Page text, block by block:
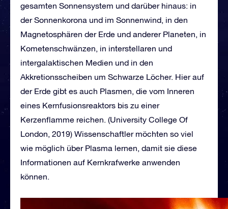
gesamten Sonnensystem und darüber hinaus: in
der Sonnenkorona und im Sonnenwind, in den
Magnetosphären der Erde und anderer Planeten, in
Kometenschwänzen, in interstellaren und
intergalaktischen Medien und in den
Akkretionsscheiben um Schwarze Löcher. Hier auf
der Erde gibt es auch Plasmen, die vom Inneren
eines Kernfusionsreaktors bis zu einer
Kerzenflamme reichen. (University College Of
London, 2019) Wissenschaftler möchten so viel
wie möglich über Plasma lernen, damit sie diese
Informationen auf Kernkrafwerke anwenden
können.